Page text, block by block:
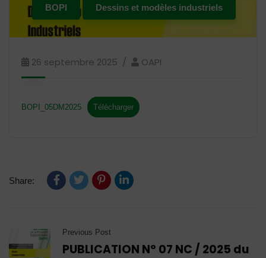
BOPI Dessins et modèles industriels
26 septembre 2025 OAPI
BOPI_05DM2025 Télécharger
Share:
Previous Post
PUBLICATION N° 07 NC / 2025 du